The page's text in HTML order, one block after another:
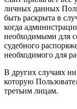
личных данных
быть раскрыта в
когда
необходимыми для
судебного
необходимого для
В других случаях
которую
третьим лицам.